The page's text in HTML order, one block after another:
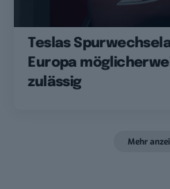
Teslas
Europa
zulässig
Mehr